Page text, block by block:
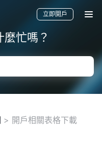
立即開戶
忙嗎？
> 開戶相關表格下載